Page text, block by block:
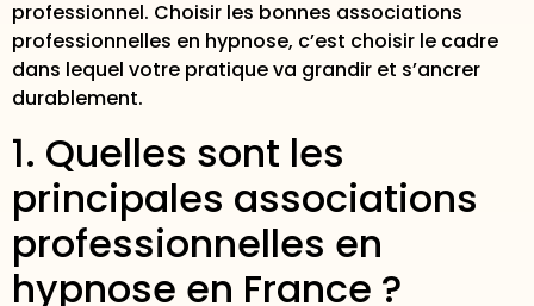
professionnel. Choisir les bonnes associations
professionnelles en hypnose, c’est choisir le cadre
dans lequel votre pratique va grandir et s’ancrer
durablement.
1. Quelles sont les
principales associations
professionnelles en
hypnose en France ?